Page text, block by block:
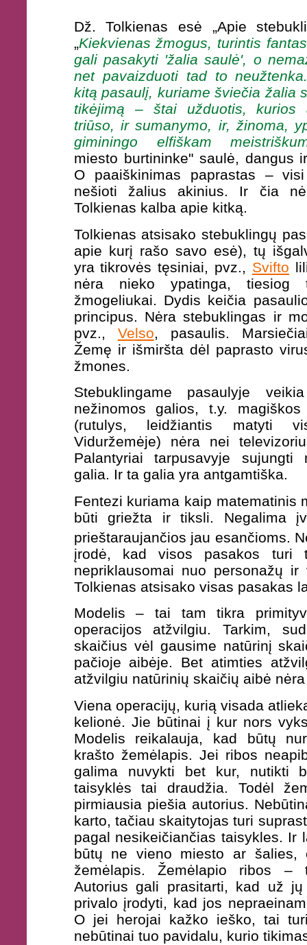
Dž. Tolkienas esė „Apie
„Kiekvienas žmogus, turintis
gali pasakyti 'žalia saulė', o
net pavaizduoti tad to
kitą pasaulį, kuriame šviečia žalia
tikėjimą – štai užduotis, kurios
triūso, ir sumanymo, ir, žinoma,
giminingo elfiškam
miesto burtininke" saulė, dangus
O paaiškinimas paprastas –
nešioti žalius akinius. Ir čia
Tolkienas kalba apie kitką.
Tolkienas atsisako stebuklingų
apie kurį rašo savo esė), tų
yra tikrovės tęsiniai, pvz., Svifto
nėra nieko ypatinga, tiesiog
žmogeliukai. Dydis keičia
principus. Nėra stebuklingas ir
pvz., Velso , pasaulis.
Žemę ir išmiršta dėl paprasto
žmones.
Stebuklingame pasaulyje
nežinomos galios, t.y.
(rutulys, leidžiantis matyti
Viduržemėje) nėra nei
Palantyriai tarpusavyje sujungti
galia. Ir ta galia yra antgamtiška.
Fentezi kuriama kaip matematinis
būti griežta ir tiksli. Negalima
prieštaraujančios jau esančioms.
įrodė, kad visos pasakos turi
nepriklausomai nuo personažų
Tolkienas atsisako visas pasakas
Modelis – tai tam tikra
operacijos atžvilgiu. Tarkim,
skaičius vėl gausime natūrinį
pačioje aibėje. Bet atimties
atžvilgiu natūrinių skaičių aibė
Viena operacijų, kurią visada
kelionė. Jie būtinai į kur nors
Modelis reikalauja, kad būtų
krašto žemėlapis. Jei ribos
galima nuvykti bet kur, nutikti
taisyklės tai draudžia. Todėl
pirmiausia piešia autorius.
karto, tačiau skaitytojas turi
pagal nesikeičiančias taisykles. Ir
būtų ne vieno miesto ar
žemėlapis. Žemėlapio ribos –
Autorius gali prasitarti, kad už
privalo įrodyti, kad jos
O jei herojai kažko ieško, tai
nebūtinai tuo pavidalu, kurio